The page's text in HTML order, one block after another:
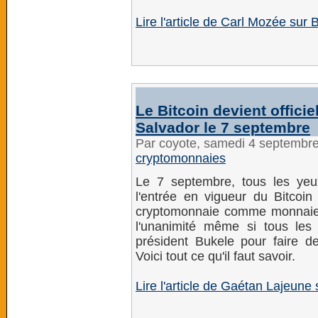
Lire l'article de Carl Mozée sur
Le Bitcoin devient
Salvador le 7 septembre
Par coyote, samedi 4
cryptomonnaies
Le 7 septembre, tous les
l'entrée en vigueur du
cryptomonnaie comme
l'unanimité même si tous
président Bukele pour faire
Voici tout ce qu'il faut savoir.
Lire l'article de Gaétan Lajeune